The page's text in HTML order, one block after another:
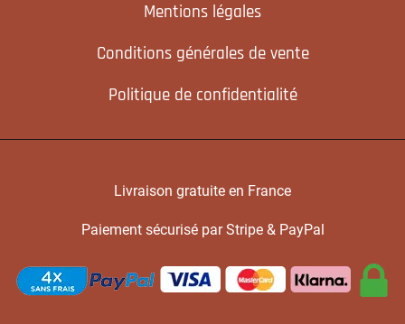
Mentions légales
Conditions générales de vente
Politique de confidentialité
Livraison gratuite en France
Paiement sécurisé par Stripe & PayPal